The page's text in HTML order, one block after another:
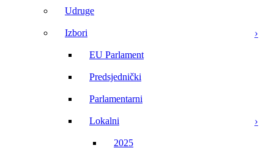
Udruge
Izbori
EU Parlament
Predsjednički
Parlamentarni
Lokalni
2025